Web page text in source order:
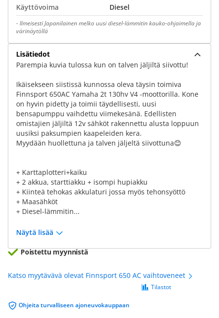
Käyttövoima
Diesel
-Ilmeisesti Japanilainen melko uusi diesel-lämmitin kauko-ohjaimella ja
värinäytöllä
Lisätiedot
Parempia kuvia tulossa kun on talven jäljiltä siivottu!
Ikäisekseen siistissä kunnossa oleva täysin toimiva
Finnsport 650AC Yamaha 2t 130hv V4 -moottorilla. Kone
on hyvin pidetty ja toimii täydellisesti, uusi
bensapumppu vaihdettu viimekesänä. Edellisten
omistajien jäljiltä 12v sähköt rakennettu alusta loppuun
uusiksi paksumpien kaapeleiden kera.
Myydään huollettuna ja talven jäljeltä siivottuna😊
+ Karttaplotteri+kaiku
+ 2 akkua, starttiakku + isompi hupiakku
+ Kiinteä tehokas akkulaturi jossa myös tehonsyöttö
+ Maasähköt
+ Diesel-lämmitin...
Näytä lisää
Poistettu myynnistä
Katso myytävävä olevat Finnsport 650 AC vaihtoveneet
Ohjeita turvalliseen ajoneuvokauppaan
Tilastot